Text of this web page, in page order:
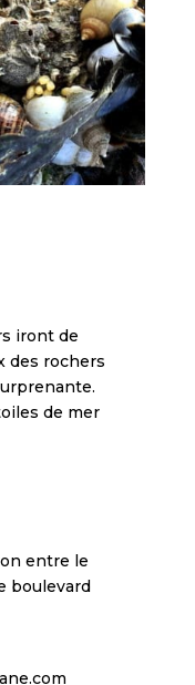
iront de
des rochers
de mer
entre le
boulevard